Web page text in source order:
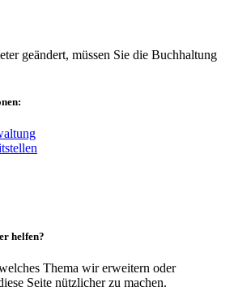
geändert, müssen Sie die Buchhaltung
helfen?
Thema wir erweitern oder
Seite nützlicher zu machen.